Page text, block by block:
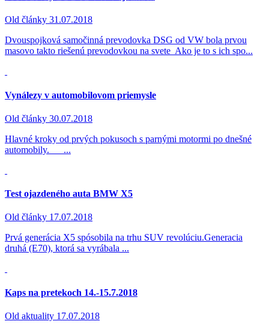
Old články 31.07.2018
Dvouspojková samočinná prevodovka DSG od VW bola prvou
masovo takto riešenú prevodovkou na svete Ako je to s ich spo...
Vynálezy v automobilovom priemysle
Old články 30.07.2018
Hlavné kroky od prvých pokusoch s parnými motormi po dnešné
automobily. ...
Test ojazdeného auta BMW X5
Old články 17.07.2018
Prvá generácia X5 spósobila na trhu SUV revolúciu.Generacia
druhá (E70), ktorá sa vyrábala ...
Kaps na pretekoch 14.-15.7.2018
Old aktuality 17.07.2018